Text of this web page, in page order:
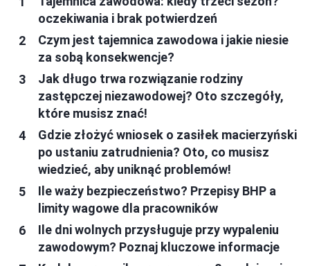
oczekiwania i brak potwierdzeń
Czym jest tajemnica zawodowa i jakie niesie
za sobą konsekwencje?
Jak długo trwa rozwiązanie rodziny
zastępczej niezawodowej? Oto szczegóły,
które musisz znać!
Gdzie złożyć wniosek o zasiłek macierzyński
po ustaniu zatrudnienia? Oto, co musisz
wiedzieć, aby uniknąć problemów!
Ile waży bezpieczeństwo? Przepisy BHP a
limity wagowe dla pracowników
Ile dni wolnych przysługuje przy wypaleniu
zawodowym? Poznaj kluczowe informacje